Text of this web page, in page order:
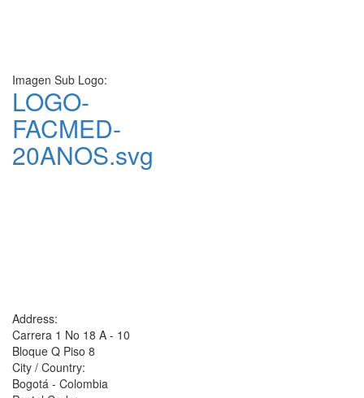
Imagen Sub Logo:
LOGO-
FACMED-
20ANOS.svg
Address:
Carrera 1 No 18 A - 10
Bloque Q Piso 8
City / Country:
Bogotá - Colombia